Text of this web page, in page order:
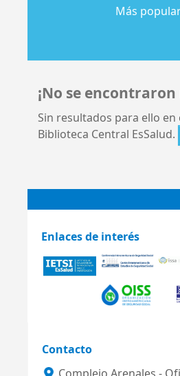
Más
¡No se
Sin resultados para ello en
Biblioteca Central EsSalud.
Enlaces de interés
Contacto